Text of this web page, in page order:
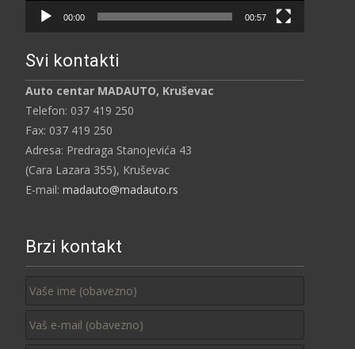
00:00 00:57
Svi kontakti
Auto centar MADAUTO, Kruševac
Telefon: 037 419 250
Fax: 037 419 250
Adresa: Predraga Stanojevića 43
(Cara Lazara 355), Kruševac
E-mail: madauto@madauto.rs
Brzi kontakt